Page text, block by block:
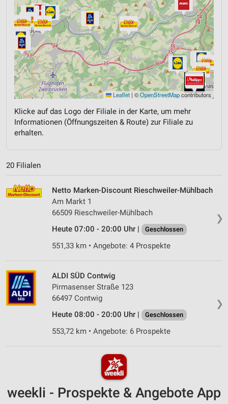
Leaflet | ©OpenStreetMapcontributors
Klicke auf das Logo der Filiale in der Karte, um mehr
Informationen (Öffnungszeiten & Route) zur Filiale zu
erhalten.
20 Filialen
❯
Netto Marken-Discount Rieschweiler-Mühlbach
Am Markt 1
66509 Rieschweiler-Mühlbach
Heute 07:00 - 20:00 Uhr |
Geschlossen
551,33 km • Angebote: 4 Prospekte
❯
ALDI SÜD Contwig
Pirmasenser Straße 123
66497 Contwig
Heute 08:00 - 20:00 Uhr |
Geschlossen
553,72 km • Angebote: 6 Prospekte
weekli - Prospekte & Angebote App